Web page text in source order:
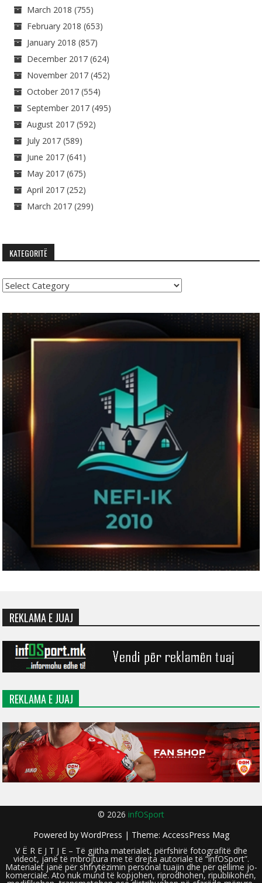
March 2018 (755)
February 2018 (653)
January 2018 (857)
December 2017 (624)
November 2017 (452)
October 2017 (554)
September 2017 (495)
August 2017 (592)
July 2017 (589)
June 2017 (641)
May 2017 (675)
April 2017 (252)
March 2017 (299)
KATEGORITË
Kategoritë
REKLAMA E JUAJ
REKLAMA E JUAJ
© 2026 infOSport
Powered by WordPress | Theme: AccessPress Mag
V Ë R E J T J E – Të gjitha materialet, përfshirë fotografitë dhe
videot, janë të mbrojtura me të drejta autoriale të “infOSport”.
Materialet janë për shfrytëzimin personal tuajin dhe për qëllime jo-
komerciale. Ato nuk mund të kopjohen, riprodhohen, ripublikohen,